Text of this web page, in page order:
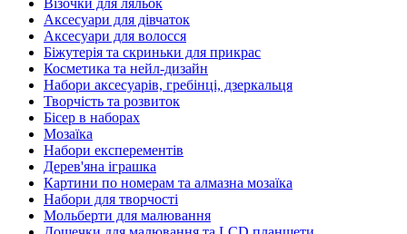
Візочки для ляльок
Аксесуари для дівчаток
Аксесуари для волосся
Біжутерія та скриньки для прикрас
Косметика та нейл-дизайн
Набори аксесуарів, гребінці, дзеркальця
Творчість та розвиток
Бісер в наборах
Мозаїка
Набори експерементів
Дерев'яна іграшка
Картини по номерам та алмазна мозаїка
Набори для творчості
Мольберти для малювання